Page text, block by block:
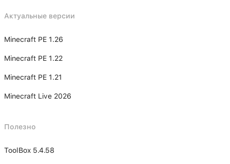
Актуальные версии
Minecraft PE 1.26
Minecraft PE 1.22
Minecraft PE 1.21
Minecraft Live 2026
Полезно
ToolBox 5.4.58